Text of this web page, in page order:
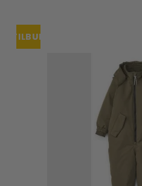
TILBUDUDSOLGT